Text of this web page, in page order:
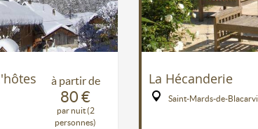
à partir de
80 €
par nuit (2
personnes)
La Hécanderie
Saint-Mards-de-